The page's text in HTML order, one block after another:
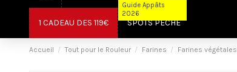
1 CADEAU DES 119€ SPOTS PÊCHE
Guide Appâts
2026
Accueil Tout pour le Rouleur Farines Farines végétales